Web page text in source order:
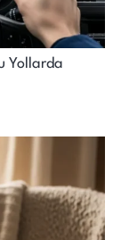
Yollarda